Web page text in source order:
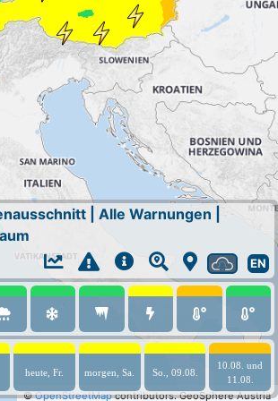
©OpenStreetMapcontributors. GeoSphere Austria
Alle Warnungen
EN
heute, Fr. morgen, Sa. So., 09.08.
10.08. und
11.08.